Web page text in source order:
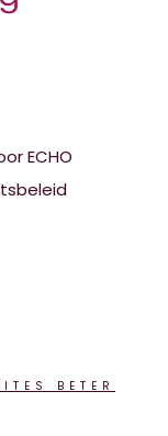
ECHO
BETER